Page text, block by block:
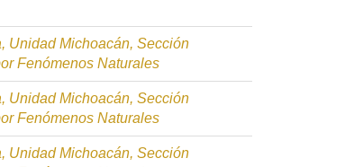
Unidad Michoacán, Sección
Fenómenos Naturales
Unidad Michoacán, Sección
Fenómenos Naturales
Unidad Michoacán, Sección